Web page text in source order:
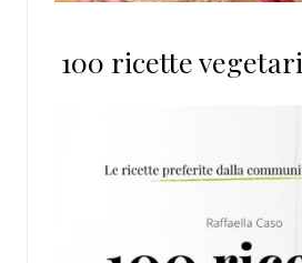
100 ricette